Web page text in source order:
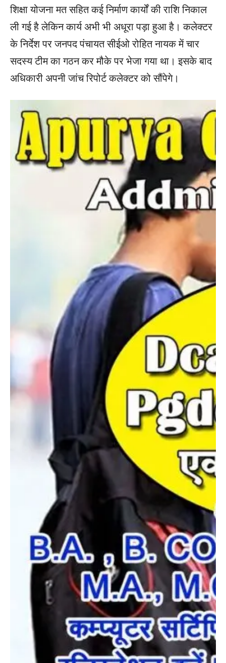
शिक्षा योजना मत सहित कई निर्माण कार्यों की राशि निकाल
ली गई है लेकिन कार्य अभी भी अधूरा पड़ा हुआ है। कलेक्टर
के निर्देश पर जनपद पंचायत सीईओ रोहित नायक में चार
सदस्य टीम का गठन कर मौके पर भेजा गया था। इसके बाद
अधिकारी अपनी जांच रिपोर्ट कलेक्टर को सौंपेगे।